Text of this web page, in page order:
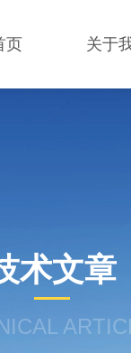
页 关于
术文章